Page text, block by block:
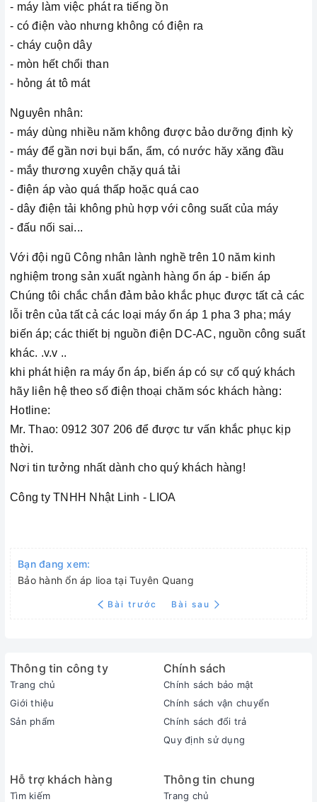
- máy làm việc phát ra tiếng ồn
- có điện vào nhưng không có điện ra
- cháy cuộn dây
- mòn hết chổi than
- hỏng át tô mát
Nguyên nhân:
- máy dùng nhiều năm không được bảo dưỡng định kỳ
- máy để gần nơi bụi bẩn, ẩm, có nước hăy xăng đầu
- mắy thương xuyên chặy quá tải
- điện áp vào quá thấp hoặc quá cao
- dây điện tải không phù hợp với công suất của máy
- đấu nối sai...
Với đội ngũ Công nhân lành nghề trên 10 năm kinh
nghiệm trong sản xuất ngành hàng ổn áp - biến áp
Chúng tôi chắc chắn đảm bảo khắc phục được tất cả các
lỗi trên của tất cả các loại máy ổn áp 1 pha 3 pha; máy
biến áp; các thiết bị nguồn điện DC-AC, nguồn công suất
khác. .v.v ..
khi phát hiện ra máy ổn áp, biến áp có sự cố quý khách
hãy liên hệ theo số điện thoại chăm sóc khách hàng:
Hotline:
Mr. Thao: 0912 307 206 để được tư vấn khắc phục kịp
thời.
Nơi tin tưởng nhất dành cho quý khách hàng!
Công ty TNHH Nhật Linh - LIOA
Bạn đang xem:
Bảo hành ổn áp lioa tại Tuyên Quang
Bài trước Bài sau
Thông tin công ty
Trang chủ
Giới thiệu
Sản phẩm
Chính sách
Chính sách bảo mật
Chính sách vận chuyển
Chính sách đổi trả
Quy định sử dụng
Hỗ trợ khách hàng
Tìm kiếm
Thông tin chung
Trang chủ